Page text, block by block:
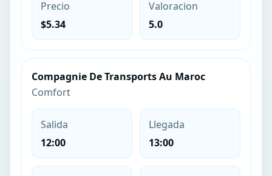
Precio
$5.34
Valoracion
5.0
Compagnie De Transports Au Maroc
Comfort
Salida
12:00
Llegada
13:00